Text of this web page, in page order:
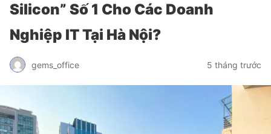
Silicon” Số 1 Cho Các Doanh
Nghiệp IT Tại Hà Nội?
gems_office 5 tháng trước